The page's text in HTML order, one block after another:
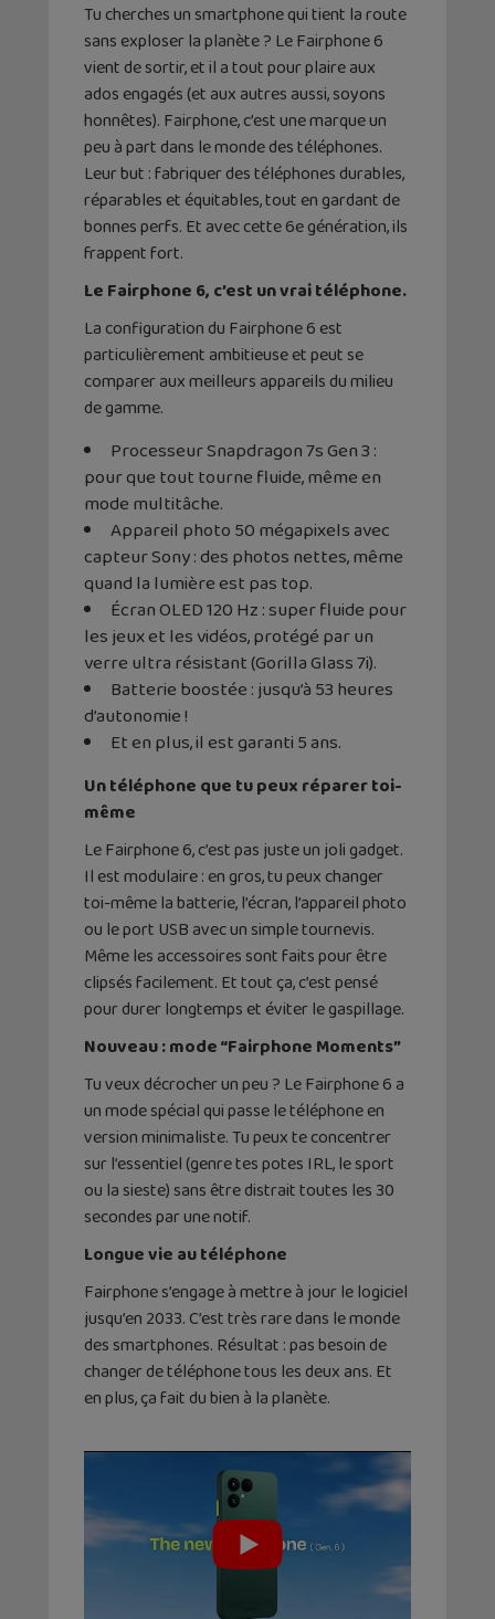
Tu cherches un smartphone qui tient la route
sans exploser la planète ? Le Fairphone 6
vient de sortir, et il a tout pour plaire aux
ados engagés (et aux autres aussi, soyons
honnêtes). Fairphone, c’est une marque un
peu à part dans le monde des téléphones.
Leur but : fabriquer des téléphones durables,
réparables et équitables, tout en gardant de
bonnes perfs. Et avec cette 6e génération, ils
frappent fort.
Le Fairphone 6, c’est un vrai téléphone.
La configuration du Fairphone 6 est
particulièrement ambitieuse et peut se
comparer aux meilleurs appareils du milieu
de gamme.
Processeur Snapdragon 7s Gen 3 :
pour que tout tourne fluide, même en
mode multitâche.
Appareil photo 50 mégapixels avec
capteur Sony : des photos nettes, même
quand la lumière est pas top.
Écran OLED 120 Hz : super fluide pour
les jeux et les vidéos, protégé par un
verre ultra résistant (Gorilla Glass 7i).
Batterie boostée : jusqu’à 53 heures
d’autonomie !
Et en plus, il est garanti 5 ans.
Un téléphone que tu peux réparer toi-
même
Le Fairphone 6, c’est pas juste un joli gadget.
Il est modulaire : en gros, tu peux changer
toi-même la batterie, l’écran, l’appareil photo
ou le port USB avec un simple tournevis.
Même les accessoires sont faits pour être
clipsés facilement. Et tout ça, c’est pensé
pour durer longtemps et éviter le gaspillage.
Nouveau : mode “Fairphone Moments”
Tu veux décrocher un peu ? Le Fairphone 6 a
un mode spécial qui passe le téléphone en
version minimaliste. Tu peux te concentrer
sur l’essentiel (genre tes potes IRL, le sport
ou la sieste) sans être distrait toutes les 30
secondes par une notif.
Longue vie au téléphone
Fairphone s’engage à mettre à jour le logiciel
jusqu’en 2033. C’est très rare dans le monde
des smartphones. Résultat : pas besoin de
changer de téléphone tous les deux ans. Et
en plus, ça fait du bien à la planète.